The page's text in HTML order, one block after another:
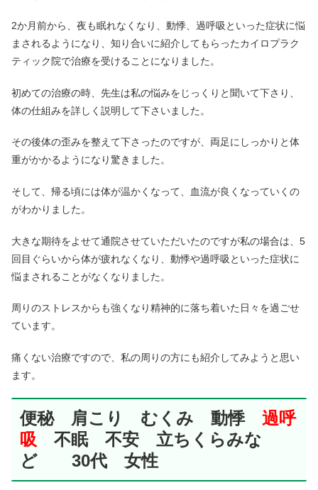
2か月前から、夜も眠れなくなり、動悸、過呼吸といった症状に悩
まされるようになり、知り合いに紹介してもらったカイロプラク
ティック院で治療を受けることになりました。
初めての治療の時、先生は私の悩みをじっくりと聞いて下さり、
体の仕組みを詳しく説明して下さいました。
その後体の歪みを整えて下さったのですが、両足にしっかりと体
重がかかるようになり驚きました。
そして、帰る頃には体が温かくなって、血流が良くなっていくの
がわかりました。
大きな期待をよせて通院させていただいたのですが私の場合は、5
回目ぐらいから体が疲れなくなり、動悸や過呼吸といった症状に
悩まされることがなくなりました。
周りのストレスからも強くなり精神的に落ち着いた日々を過ごせ
ています。
痛くない治療ですので、私の周りの方にも紹介してみようと思い
ます。
便秘 肩こり むくみ 動悸 過呼
吸 不眠 不安 立ちくらみな
ど 30代 女性